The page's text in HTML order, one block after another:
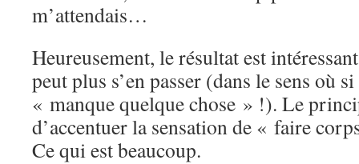
m’attendais…
Heureusement, le résultat est
peut plus s’en passer (dans le sens où
« manque quelque chose » !). Le
d’accentuer la sensation de « faire
Ce qui est beaucoup.